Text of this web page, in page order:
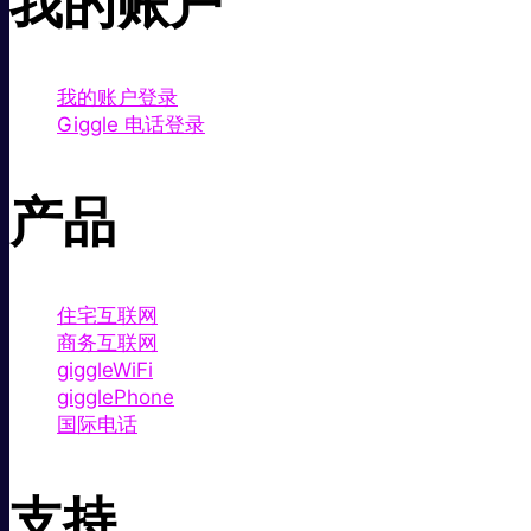
我的账户登录
Giggle 电话登录
产品
住宅互联网
商务互联网
giggleWiFi
gigglePhone
国际电话